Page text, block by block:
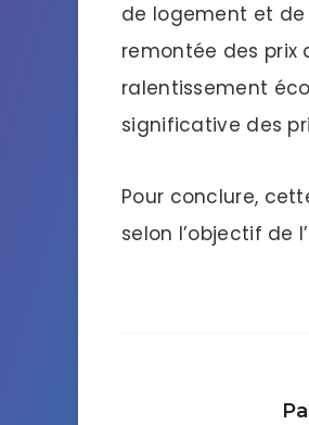
de logement et de
remontée des prix
ralentissement
significative des
Pour conclure,
selon l’objectif de